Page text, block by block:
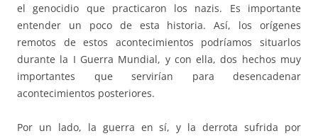
el genocidio que practicaron los nazis. Es importante
entender un poco de esta historia. Así, los orígenes
remotos de estos acontecimientos podríamos situarlos
durante la I Guerra Mundial, y con ella, dos hechos muy
importantes que servirían para desencadenar
acontecimientos posteriores.
Por un lado, la guerra en sí, y la derrota sufrida por